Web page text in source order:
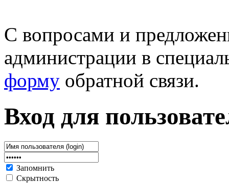
С вопросами и
администрации в
форму обратной связи.
Вход для
Запомнить
Скрытность